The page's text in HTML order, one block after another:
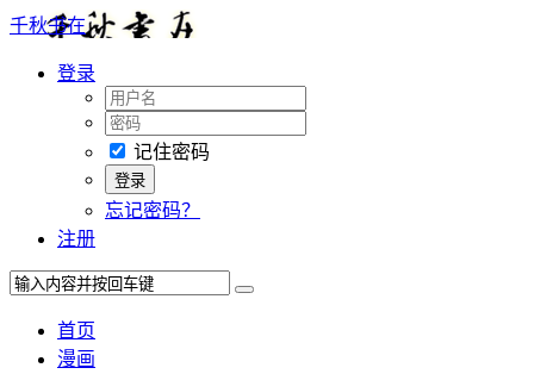
千秋书在
登录
记住密码
忘记密码？
注册
首页
漫画